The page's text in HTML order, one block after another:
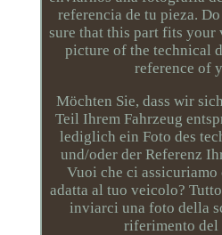
referencia de tu pieza.
sure that this part fits your
picture of the technical
reference of
Möchten Sie, dass wir
Teil Ihrem Fahrzeug
lediglich ein Foto des
und/oder der Referenz
Vuoi che ci assicuriamo
adatta al tuo veicolo?
inviarci una foto della
riferimento del